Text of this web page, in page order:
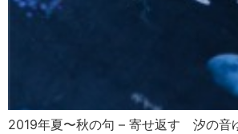
2019年夏〜秋の句 – 寄せ返す 汐の